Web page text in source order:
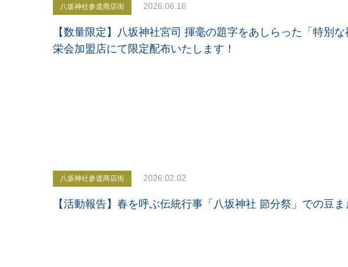
八坂神社参道商店街 2026.06.16
【数量限定】八坂神社宮司 揮毫の題字をあしらった「特別
栄会加盟店にて限定配布いたします！
八坂神社参道商店街 2026.02.02
【活動報告】春を呼ぶ伝統行事「八坂神社 節分祭」での豆